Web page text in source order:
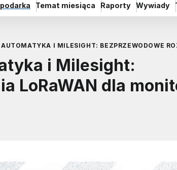
Temat miesiąca Raporty Wywiady
AUTOMATYKA I MILESIGHT: BEZPRZEWODOWE
i Milesight:
LoRaWAN dla